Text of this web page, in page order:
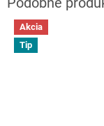
Akcia
Tip